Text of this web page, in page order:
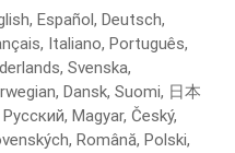
Español, Deutsch,
Italiano, Português,
Svenska,
Dansk, Suomi, 日本
Magyar, Český,
Română, Polski,